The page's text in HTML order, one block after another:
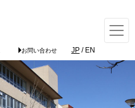
お問い合わせ JP/ EN